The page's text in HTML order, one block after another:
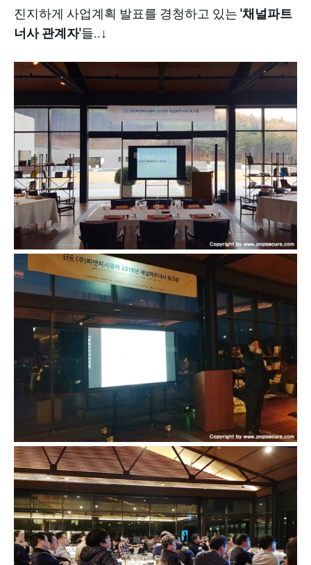
진지하게 사업계획 발표를 경청하고 있는 '채널파트
너사 관계자'들..↓